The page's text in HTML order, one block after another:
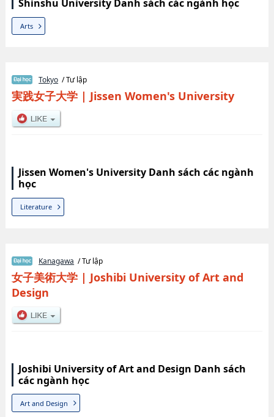
Shinshu University Danh sách các ngành học
Arts
Tokyo / Tư lập
実践女子大学| Jissen Women's University
Jissen Women's University Danh sách các ngành
học
Literature
Kanagawa / Tư lập
女子美術大学| Joshibi University of Art and
Design
Joshibi University of Art and Design Danh sách
các ngành học
Art and Design